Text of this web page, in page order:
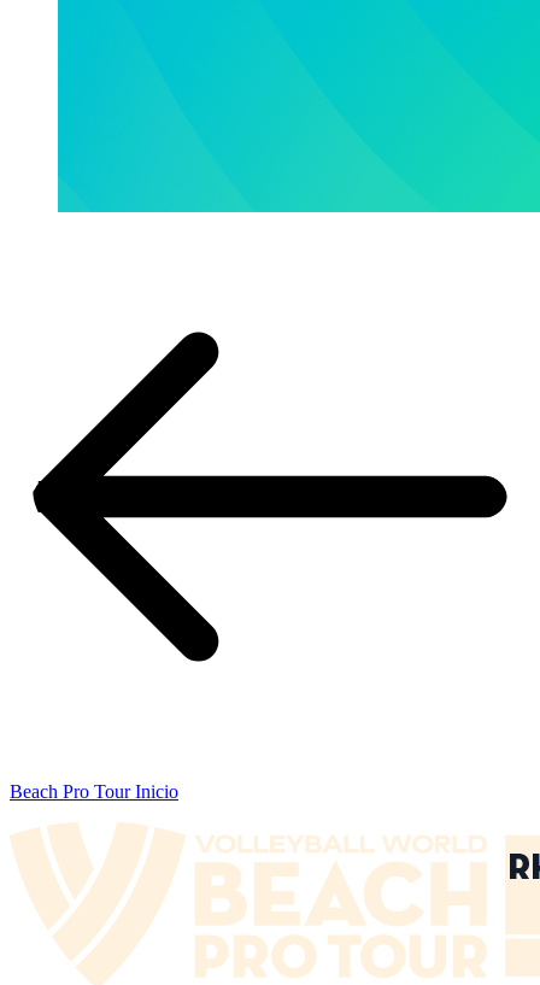
Beach Pro Tour Inicio